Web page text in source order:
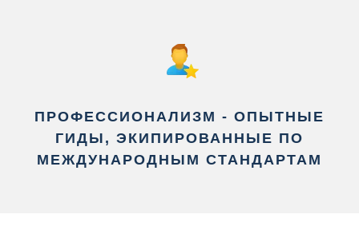
ПРОФЕССИОНАЛИЗМ - ОПЫТНЫЕ
ГИДЫ, ЭКИПИРОВАННЫЕ ПО
МЕЖДУНАРОДНЫМ СТАНДАРТАМ